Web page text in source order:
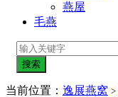
燕屋
毛燕
当前位置： 逸展燕窝 >